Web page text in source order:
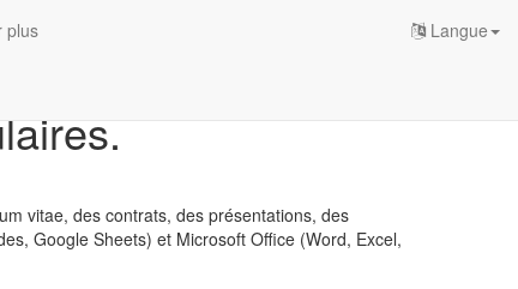
plus Langue
vitae, des contrats, des présentations, des
Google Sheets) et Microsoft Office (Word, Excel,